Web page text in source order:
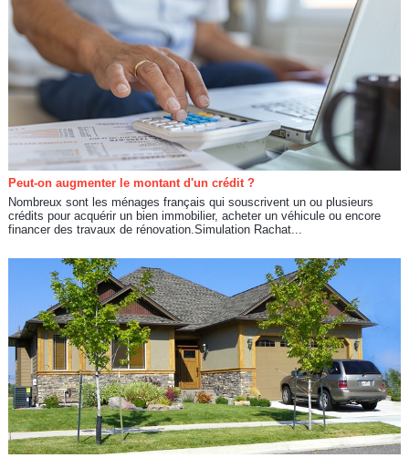
Peut-on augmenter le montant d'un crédit ?
Nombreux sont les ménages français qui souscrivent un ou plusieurs
crédits pour acquérir un bien immobilier, acheter un véhicule ou encore
financer des travaux de rénovation.Simulation Rachat...